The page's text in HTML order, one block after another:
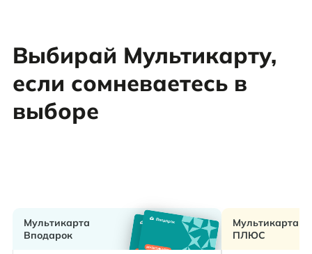
Выбирай Мультикарту,
если сомневаетесь в
выборе
Мультикарта
Вподарок
Мультикарта
ПЛЮС